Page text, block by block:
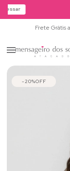
Frete Grátis
20%OFF